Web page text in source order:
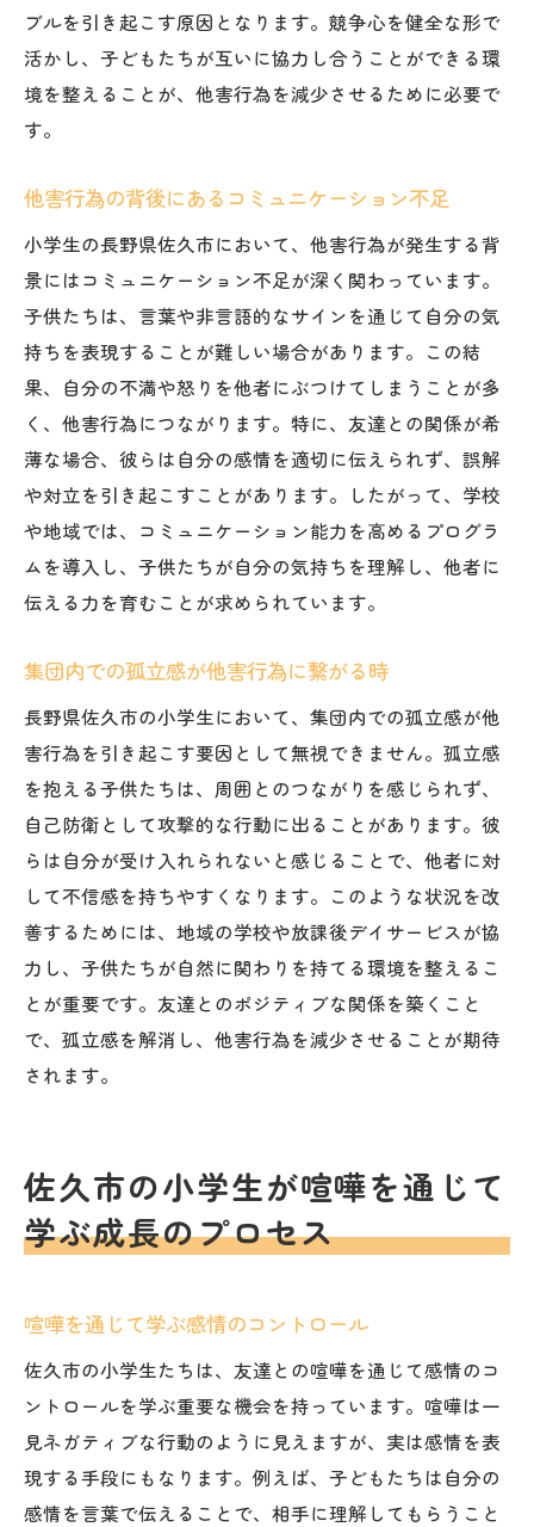
ブルを引き起こす原因となります。競争心を健全な形で
活かし、子どもたちが互いに協力し合うことができる環
境を整えることが、他害行為を減少させるために必要で
す。
他害行為の背後にあるコミュニケーション不足
小学生の長野県佐久市において、他害行為が発生する背
景にはコミュニケーション不足が深く関わっています。
子供たちは、言葉や非言語的なサインを通じて自分の気
持ちを表現することが難しい場合があります。この結
果、自分の不満や怒りを他者にぶつけてしまうことが多
く、他害行為につながります。特に、友達との関係が希
薄な場合、彼らは自分の感情を適切に伝えられず、誤解
や対立を引き起こすことがあります。したがって、学校
や地域では、コミュニケーション能力を高めるプログラ
ムを導入し、子供たちが自分の気持ちを理解し、他者に
伝える力を育むことが求められています。
集団内での孤立感が他害行為に繋がる時
長野県佐久市の小学生において、集団内での孤立感が他
害行為を引き起こす要因として無視できません。孤立感
を抱える子供たちは、周囲とのつながりを感じられず、
自己防衛として攻撃的な行動に出ることがあります。彼
らは自分が受け入れられないと感じることで、他者に対
して不信感を持ちやすくなります。このような状況を改
善するためには、地域の学校や放課後デイサービスが協
力し、子供たちが自然に関わりを持てる環境を整えるこ
とが重要です。友達とのポジティブな関係を築くこと
で、孤立感を解消し、他害行為を減少させることが期待
されます。
佐久市の小学生が喧嘩を通じて
学ぶ成長のプロセス
喧嘩を通じて学ぶ感情のコントロール
佐久市の小学生たちは、友達との喧嘩を通じて感情のコ
ントロールを学ぶ重要な機会を持っています。喧嘩は一
見ネガティブな行動のように見えますが、実は感情を表
現する手段にもなります。例えば、子どもたちは自分の
感情を言葉で伝えることで、相手に理解してもらうこと